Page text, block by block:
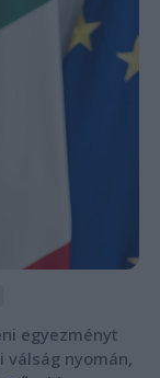
egyezményt
válság nyomán,